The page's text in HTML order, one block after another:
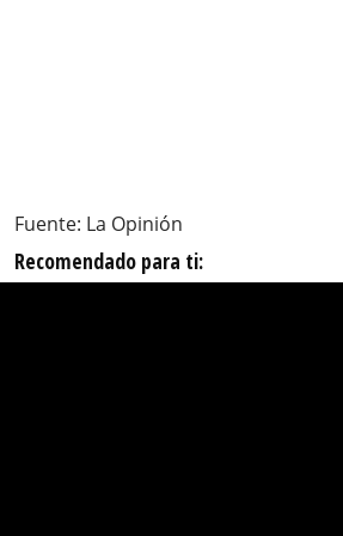
Fuente: La Opinión
Recomendado para ti: